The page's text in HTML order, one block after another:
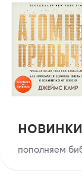
пополняем